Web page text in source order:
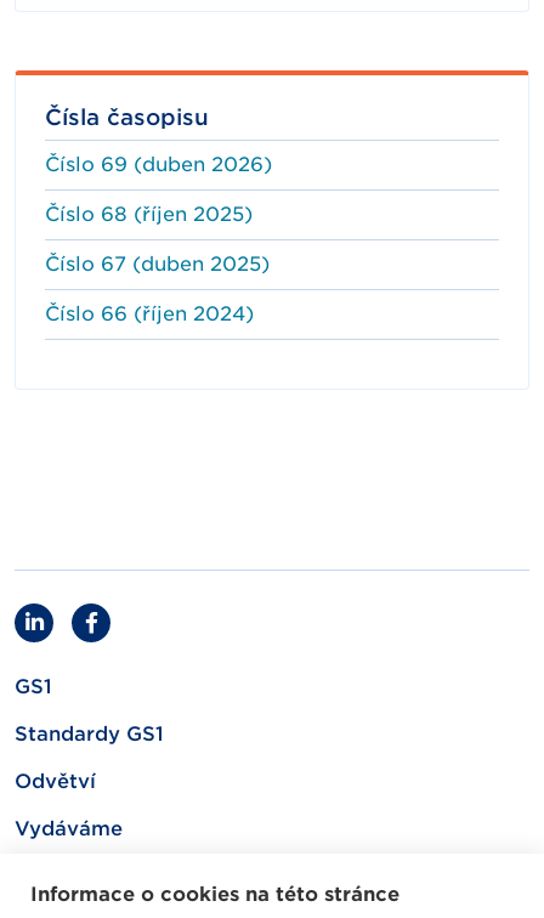
Čísla časopisu
Číslo 69 (duben 2026)
Číslo 68 (říjen 2025)
Číslo 67 (duben 2025)
Číslo 66 (říjen 2024)
GS1
Standardy GS1
Odvětví
Vydáváme
Informace o cookies na této stránce